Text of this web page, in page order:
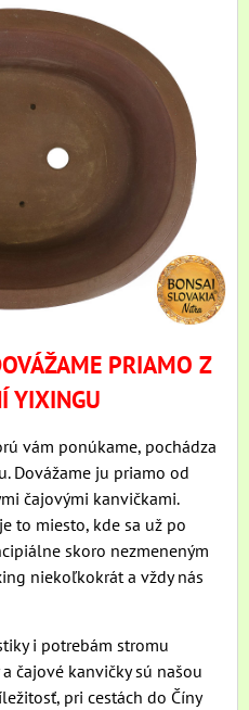
PRIAMO Z
YIXINGU
vám ponúkame, pochádza
Dovážame ju priamo od
čajovými kanvičkami.
to miesto, kde sa už po
skoro nezmeneným
niekoľkokrát a vždy nás
i potrebám stromu
čajové kanvičky sú našou
pri cestách do Číny